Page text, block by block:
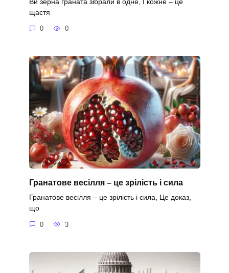
щастя
0 0
Гранатове весілля – це зрілість і сила
Гранатове весілля – це зрілість і сила, Це доказ,
що
0 3